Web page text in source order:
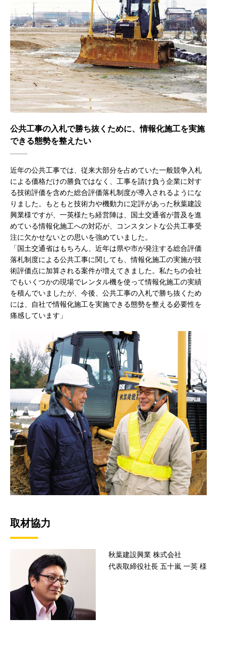
公共工事の入札で勝ち抜くために、情報化施工を実施
できる態勢を整えたい
近年の公共工事では、従来大部分を占めていた一般競争入札
による価格だけの勝負ではなく、工事を請け負う企業に対す
る技術評価を含めた総合評価落札制度が導入されるようにな
りました。もともと技術力や機動力に定評があった秋葉建設
興業様ですが、一英様たち経営陣は、国土交通省が普及を進
めている情報化施工への対応が、コンスタントな公共工事受
注に欠かせないとの思いを強めていました。
「国土交通省はもちろん、近年は県や市が発注する総合評価
落札制度による公共工事に関しても、情報化施工の実施が技
術評価点に加算される案件が増えてきました。私たちの会社
でもいくつかの現場でレンタル機を使って情報化施工の実績
を積んでいましたが、今後、公共工事の入札で勝ち抜くため
には、自社で情報化施工を実施できる態勢を整える必要性を
痛感しています」
取材協力
秋葉建設興業 株式会社
代表取締役社長 五十嵐 一英 様